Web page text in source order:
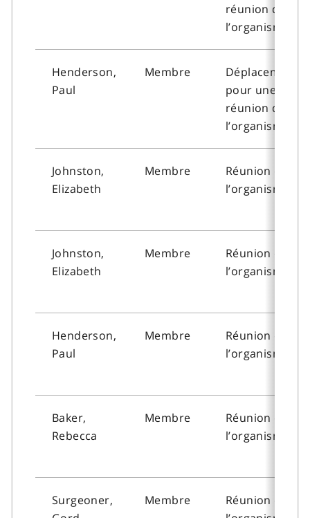
réunion de
l’organisme
Henderson,
Paul
Membre
Déplacement
pour une
réunion de
l’organisme
Johnston,
Elizabeth
Membre
Réunion de
l’organisme
Johnston,
Elizabeth
Membre
Réunion de
l’organisme
Henderson,
Paul
Membre
Réunion de
l’organisme
Baker,
Rebecca
Membre
Réunion de
l’organisme
Surgeoner,
Membre
Réunion de